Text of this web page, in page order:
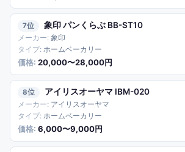
7 象印 パンくらぶ BB-ST10
象印
ホームベーカリー
20,000〜28,000円
8 アイリスオーヤマ IBM-020
アイリスオーヤマ
ホームベーカリー
6,000〜9,000円